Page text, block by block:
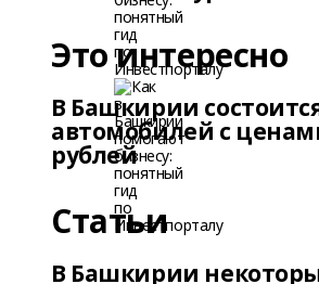
Это интересно
В Башкирии
автомобилей с
рублей
Статьи
В Башкирии